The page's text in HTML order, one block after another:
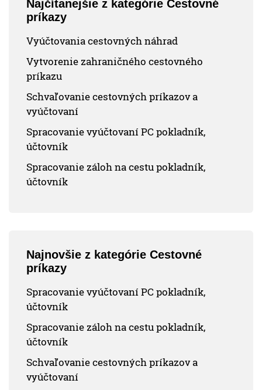
Najčítanejšie z kategórie Cestovné
príkazy
Vyúčtovania cestovných náhrad
Vytvorenie zahraničného cestovného
príkazu
Schvaľovanie cestovných príkazov a
vyúčtovaní
Spracovanie vyúčtovaní PC pokladník,
účtovník
Spracovanie záloh na cestu pokladník,
účtovník
Najnovšie z kategórie Cestovné
príkazy
Spracovanie vyúčtovaní PC pokladník,
účtovník
Spracovanie záloh na cestu pokladník,
účtovník
Schvaľovanie cestovných príkazov a
vyúčtovaní